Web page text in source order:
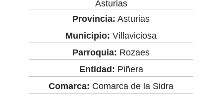
Asturias
Provincia: Asturias
Municipio: Villaviciosa
Parroquia: Rozaes
Entidad: Piñera
Comarca: Comarca de la Sidra